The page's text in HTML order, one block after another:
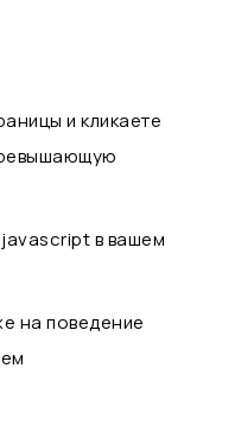
и кликаете
в вашем
на поведение